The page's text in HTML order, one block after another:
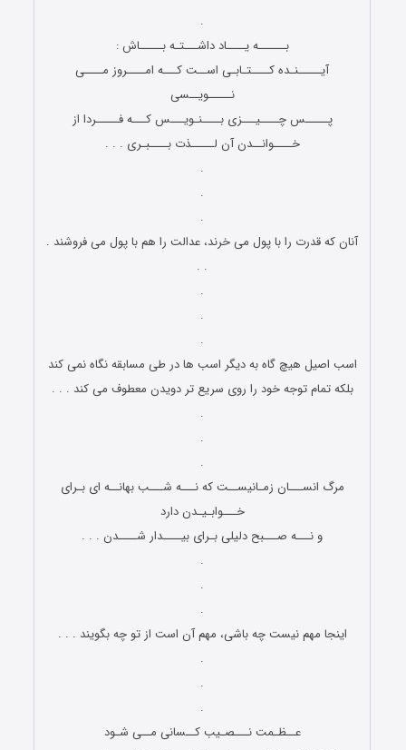
.
بــــــه یــــاد داشـــتـه بـــــاش :
آیـــــنـده کــــتـابـی اســت کـــه امــــروز مــــی
نـــــویــسی
پـــــس چــــیـــزی بــــنـویـــس کـــه فـــــردا از
خــــوانــدن آن لـــــذت بــــبـری . . .
.
.
.
آنان که قدرت را با پول می خرند، عدالت را هم با پول می فروشند .
. .
.
.
.
اسب اصیل هیچ گاه به دیگر اسب ها در طی مسابقه نگاه نمی کند
بلکه تمام توجه خود را روی سریع تر دویدن معطوف می کند . . .
.
.
.
مرگ انســـان زمـانیســت که نـــه شـــب بهانــه ای بـرای
خـــوابـیـدن دارد
و نـــه صـــبح دلیلی بـرای بیــــدار شــــدن . . .
.
.
.
اینجا مهم نیست چه باشی، مهم آن است از تو چه بگویند . . .
.
.
.
عــظـمت نـــصـیب کــسانی مــی شـود